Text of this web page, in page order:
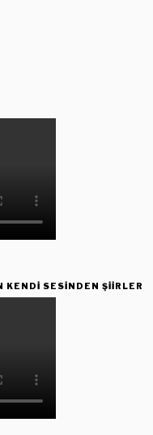
KENDI SESINDEN ŞIIRLER